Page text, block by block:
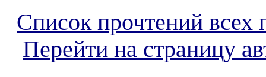
Список прочтений всех
Перейти на страницу